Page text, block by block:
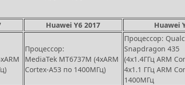
Huawei Y6 2017 Huawei
Процессор:
MediaTek MT6737M (4xARM
Cortex-A53 по 1400МГц)
Процессор:
Snapdragon 435
(4х1.4ГГц ARM
4х1.1 ГГц ARM
1400МГц